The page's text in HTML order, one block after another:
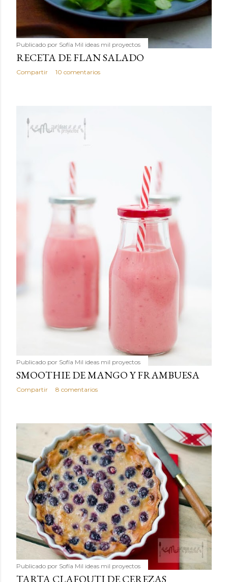
Publicado por Sofía Mil ideas mil proyectos
RECETA DE FLAN SALADO
Compartir 10 comentarios
Publicado por Sofía Mil ideas mil proyectos
SMOOTHIE DE MANGO Y FRAMBUESA
Compartir 8 comentarios
Publicado por Sofía Mil ideas mil proyectos
TARTA CLAFOUTI DE CEREZAS